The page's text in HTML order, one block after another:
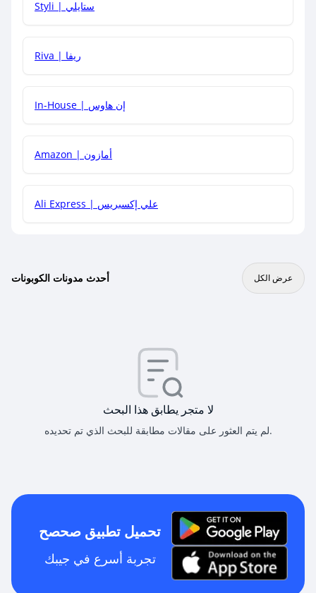
هل يمكنني جمع كود خصم مع العروض الأخرى؟
Styli | ستايلي
Riva | ريفا
In-House | إن هاوس
Amazon | أمازون
Ali Express | علي إكسبريس
أحدث مدونات الكوبونات عرض الكل
لا متجر يطابق هذا البحث
لم يتم العثور على مقالات مطابقة للبحث الذي تم تحديده.
تحميل تطبيق صحصح
تجربة أسرع في جيبك